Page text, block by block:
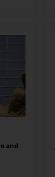
and